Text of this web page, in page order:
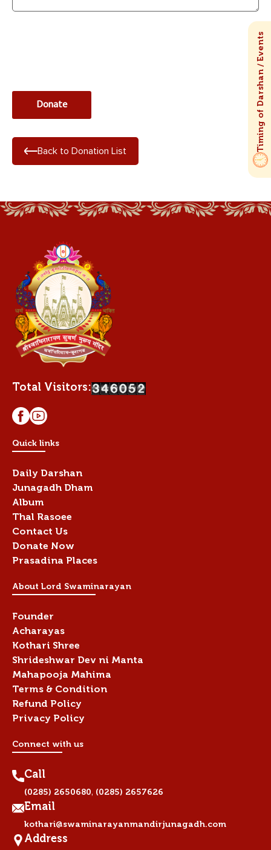
Back to Donation List
Total Visitors:
Quick links
Daily Darshan
Junagadh Dham
Album
Thal Rasoee
Contact Us
Donate Now
Prasadina Places
About Lord Swaminarayan
Founder
Acharayas
Kothari Shree
Shrideshwar Dev ni Manta
Mahapooja Mahima
Terms & Condition
Refund Policy
Privacy Policy
Connect with us
Call
(0285) 2650680, (0285) 2657626
Email
kothari@swaminarayanmandirjunagadh.com
Address